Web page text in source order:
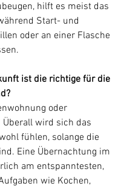
hilft es meist das
Start- und
oder an einer Flasche
ist die richtige für die
oder
Überall wird sich das
fühlen, solange die
Eine Übernachtung im
am entspanntesten,
wie Kochen,